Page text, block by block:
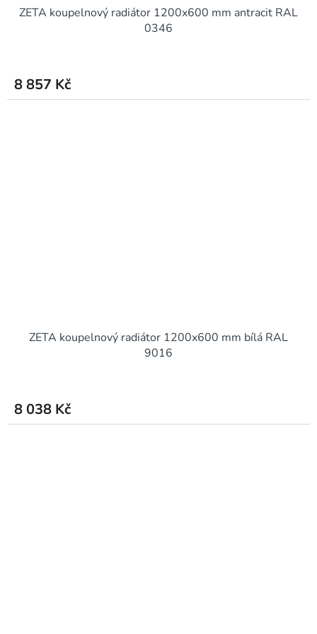
ZETA koupelnový radiátor 1200x600 mm antracit RAL
0346
8 857 Kč
ZETA koupelnový radiátor 1200x600 mm bílá RAL
9016
8 038 Kč